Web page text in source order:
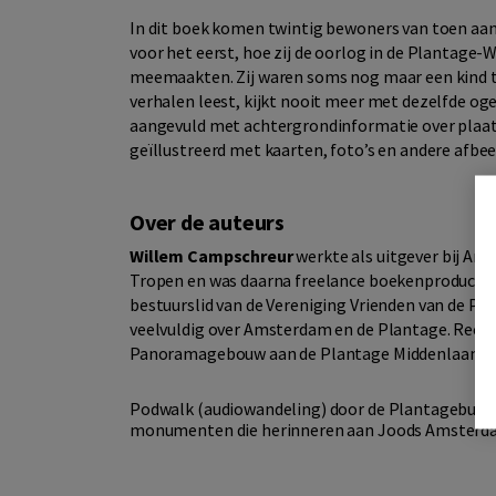
In dit boek komen twintig bewoners van toen
voor het eerst, hoe zij de oorlog in de Plantage-
meemaakten. Zij waren soms nog maar een
verhalen leest, kijkt nooit meer met dezelfde
aangevuld met achtergrondinformatie over
geïllustreerd met kaarten, foto’s en andere
Over de auteurs
Willem Campschreurwerkte als uitgever bij
Tropen en was daarna freelance
bestuurslid van de Vereniging Vrienden van de
veelvuldig over Amsterdam en de Plantage.
Panoramagebouw aan de Plantage Middenlaan.
Podwalk (audiowandeling) door de
monumenten die herinneren aan Joods